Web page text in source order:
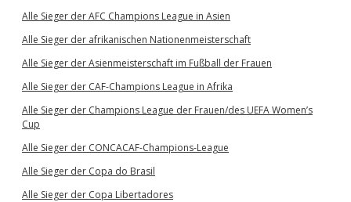
Alle Sieger der AFC Champions League in Asien
Alle Sieger der afrikanischen Nationenmeisterschaft
Alle Sieger der Asienmeisterschaft im Fußball der Frauen
Alle Sieger der CAF-Champions League in Afrika
Alle Sieger der Champions League der Frauen/des UEFA Women’s
Cup
Alle Sieger der CONCACAF-Champions-League
Alle Sieger der Copa do Brasil
Alle Sieger der Copa Libertadores